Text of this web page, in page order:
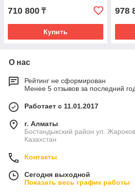
710 800 ₸
Купить
978
О нас
Рейтинг не сформирован
Менее 5 отзывов за последний
Работает с 11.01.2017
г. Алматы
Бостандыкский район ул.
Казахстан
Контакты
Сегодня выходной
Показать весь график работы